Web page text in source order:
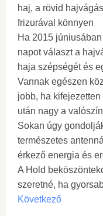
haj, a rövid
frizurával könnyen
Ha 2015
napot választ a
haja szépségét és
Vannak egészen
jobb, ha
után nagy a
Sokan úgy
természetes
érkező energia és
A Hold
szeretné, ha
Következő